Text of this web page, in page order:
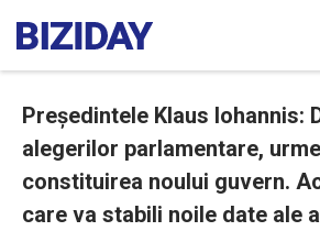
Președintele Klaus Iohannis:
alegerilor parlamentare,
constituirea noului guvern.
care va stabili noile date ale